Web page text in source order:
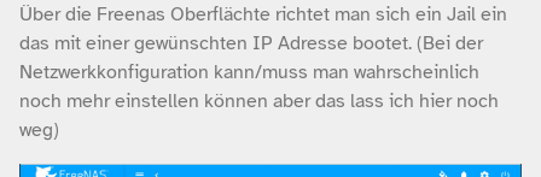
Über die Freenas Oberflächte richtet man sich ein Jail ein
das mit einer gewünschten IP Adresse bootet. (Bei der
Netzwerkkonfiguration kann/muss man wahrscheinlich
noch mehr einstellen können aber das lass ich hier noch
weg)